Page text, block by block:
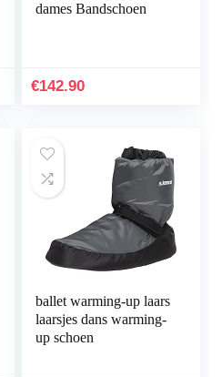
dames Bandschoen
€142.90
ballet warming-up laars
laarsjes dans warming-
up schoen